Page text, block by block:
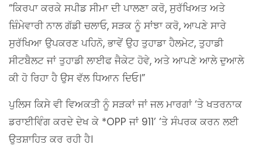
“ਕਿਰਪਾ ਕਰਕੇ ਸਪੀਡ ਸੀਮਾ ਦੀ ਪਾਲਣਾ ਕਰੋ, ਸੁਰੱਖਿਅਤ ਅਤੇ
ਜ਼ਿੰਮੇਵਾਰੀ ਨਾਲ ਗੱਡੀ ਚਲਾਓ, ਸੜਕ ਨੂੰ ਸਾਂਝਾ ਕਰੋ, ਆਪਣੇ ਸਾਰੇ
ਸੁਰੱਖਿਆ ਉਪਕਰਣ ਪਹਿਨੋ, ਭਾਵੇਂ ਉਹ ਤੁਹਾਡਾ ਹੈਲਮੇਟ, ਤੁਹਾਡੀ
ਸੀਟਬੈਲਟ ਜਾਂ ਤੁਹਾਡੀ ਲਾਈਫ ਜੈਕੇਟ ਹੋਵੇ, ਅਤੇ ਆਪਣੇ ਆਲੇ ਦੁਆਲੇ
ਕੀ ਹੋ ਰਿਹਾ ਹੈ ਉਸ ਵੱਲ ਧਿਆਨ ਦਿਓ।”
ਪੁਲਿਸ ਕਿਸੇ ਵੀ ਵਿਅਕਤੀ ਨੂੰ ਸੜਕਾਂ ਜਾਂ ਜਲ ਮਾਰਗਾਂ ‘ਤੇ ਖਤਰਨਾਕ
ਡਰਾਈਵਿੰਗ ਕਰਦੇ ਦੇਖ ਕੇ *OPP ਜਾਂ 911’ ‘ਤੇ ਸੰਪਰਕ ਕਰਨ ਲਈ
ਉਤਸ਼ਾਹਿਤ ਕਰ ਰਹੀ ਹੈ।